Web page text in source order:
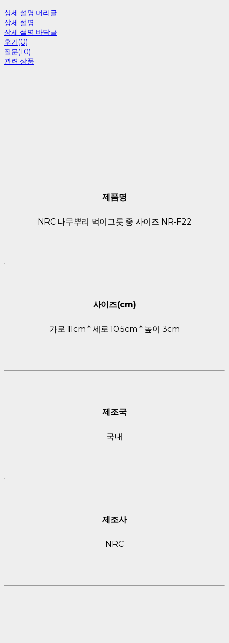
상세 설명 머리글
상세 설명
상세 설명 바닥글
후기(0)
질문(10)
관련 상품
제품명
NRC 나무뿌리 먹이그릇 중 사이즈 NR-F22
사이즈(cm)
가로 11cm * 세로 10.5cm * 높이 3cm
제조국
국내
제조사
NRC